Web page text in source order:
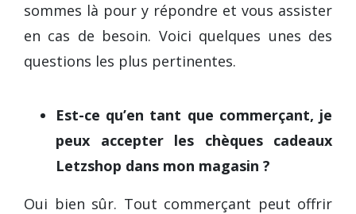
sommes là pour y répondre et vous assister
en cas de besoin. Voici quelques unes des
questions les plus pertinentes.
Est-ce qu’en tant que commerçant, je
peux accepter les chèques cadeaux
Letzshop dans mon magasin ?
Oui bien sûr. Tout commerçant peut offrir